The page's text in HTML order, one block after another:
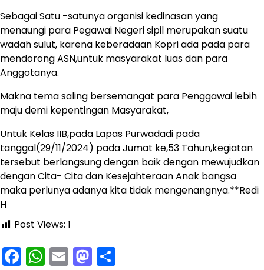
Sebagai Satu -satunya organisi kedinasan yang
menaungi para Pegawai Negeri sipil merupakan suatu
wadah sulut, karena keberadaan Kopri ada pada para
mendorong ASN,untuk masyarakat luas dan para
Anggotanya.
Makna tema saling bersemangat para Penggawai lebih
maju demi kepentingan Masyarakat,
Untuk Kelas IIB,pada Lapas Purwadadi pada
tanggal(29/11/2024) pada Jumat ke,53 Tahun,kegiatan
tersebut berlangsung dengan baik dengan mewujudkan
dengan Cita- Cita dan Kesejahteraan Anak bangsa
maka perlunya adanya kita tidak mengenangnya.**Redi
H
Post Views: 1
Facebook
WhatsApp
EmailMastodon